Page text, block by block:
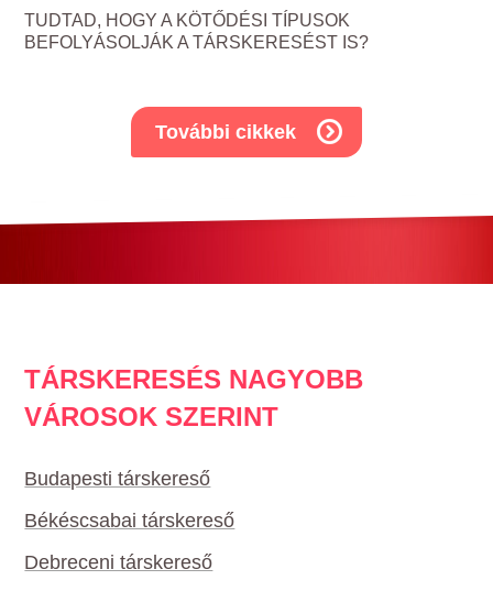
TUDTAD, HOGY A KÖTŐDÉSI TÍPUSOK
BEFOLYÁSOLJÁK A TÁRSKERESÉST IS?
További cikkek
TÁRSKERESÉS NAGYOBB
VÁROSOK SZERINT
Budapesti társkereső
Békéscsabai társkereső
Debreceni társkereső